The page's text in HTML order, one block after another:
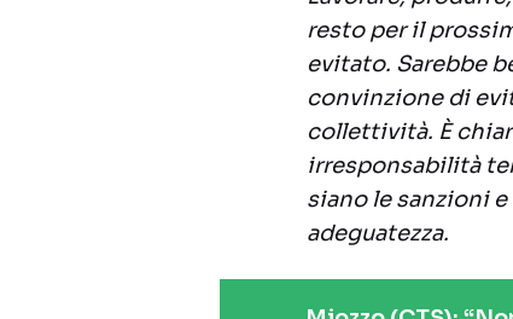
resto per il
evitato. Sarebbe
convinzione di
collettività. È
irresponsabilità
siano le sanzioni
adeguatezza.